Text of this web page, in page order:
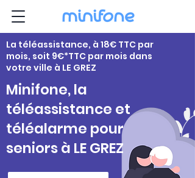
La téléassistance, à 18€ TTC par
mois, soit 9€*TTC par mois dans
votre ville à LE GREZ
Minifone, la
téléassistance et
téléalarme pour
seniors à LE GREZ